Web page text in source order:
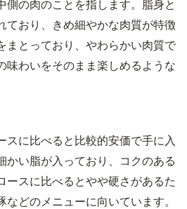
側の肉のことを指します。脂身と
ており、きめ細やかな肉質が特徴
まとっており、やわらかい肉質で
味わいをそのまま楽しめるような
スに比べると比較的安価で手に入
かい脂が入っており、コクのある
ースに比べるとやや硬さがあるた
どのメニューに向いています。